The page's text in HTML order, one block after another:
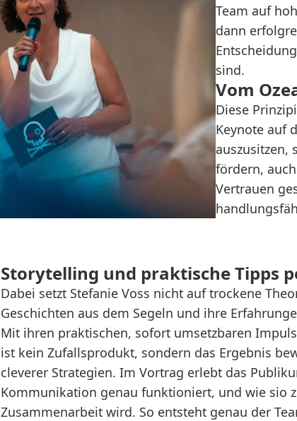
Team auf
dann
sind.
Vom
Diese
Keynote auf
auszusitzen,
fördern,
Vertrauen
Storytelling und praktische Tipps
Dabei setzt Stefanie Voss nicht auf trockene
Geschichten aus dem Segeln und ihre
Mit ihren praktischen, sofort umsetzbaren
ist kein Zufallsprodukt, sondern das Ergebnis
cleverer Strategien. Im Vortrag erlebt das
Kommunikation genau funktioniert, und wie sio
Zusammenarbeit wird. So entsteht genau der